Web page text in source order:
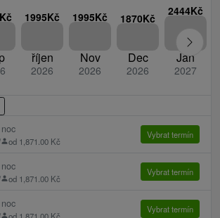
fixně rezervovaný konkrétní pokoj 15 €
r.o. si vyhrazuje právo změny ceny,
při obsazení kapacit méně než 30-
služeb a bonusů.
1995Kč
říjen
2026
1995Kč
Nov
2026
1870Kč
Dec
2026
2444Kč
Jan
2027
od 1,871.00 Kč
Vybrat termín
od 1,871.00 Kč
Vybrat termín
od 1,871.00 Kč
Vybrat termín